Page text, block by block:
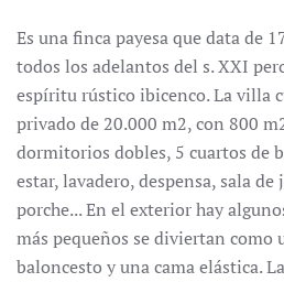
Es una finca payesa que data de
todos los adelantos del s. XXI
espíritu rústico ibicenco. La villa
privado de 20.000 m2, con 800
dormitorios dobles, 5 cuartos de
estar, lavadero, despensa, sala
porche... En el exterior hay
más pequeños se diviertan como
baloncesto y una cama elástica.